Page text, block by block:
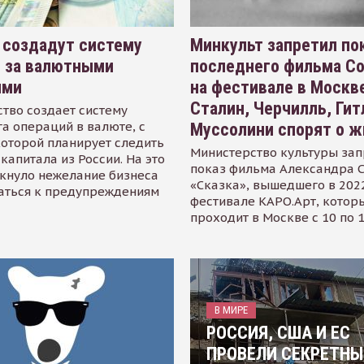
систему
за валютными
создает систему
операций в валюте, с
планирует следить
из России. На это
нежелание бизнеса
к предупреждениям
Минкульт запретил
последнего фильма
на фестивале в
Сталин, Черчилль,
Муссолини спорят о
Министерство культуры
показ фильма Александра
«Сказка», вышедшего в
фестивале КАРО.Арт,
проходит в Москве с 10 по
В МИРЕ
РОССИЯ, США И ЕС
ПРОВЕЛИ